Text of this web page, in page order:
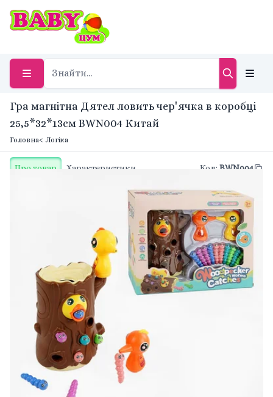
Гра магнітна Дятел ловить чер'ячка в коробці
25,5*32*13см BWN004 Китай
Головна< Логіка
Про товар Характеристики Код: BWN004